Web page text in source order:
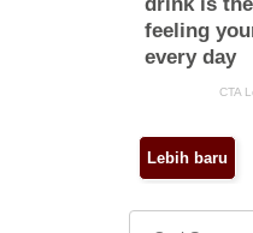
Lebih baru